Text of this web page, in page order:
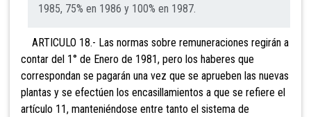
1985, 75% en 1986 y 100% en 1987.
ARTICULO 18.- Las normas sobre remuneraciones regirán a
contar del 1° de Enero de 1981, pero los haberes que
correspondan se pagarán una vez que se aprueben las nuevas
plantas y se efectúen los encasillamientos a que se refiere el
artículo 11, manteniéndose entre tanto el sistema de